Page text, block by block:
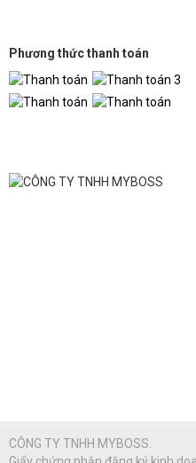
Phương thức thanh toán
CÔNG TY TNHH MYBOSS.